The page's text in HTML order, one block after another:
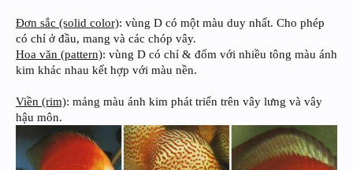
Đơn sắc (solid color): vùng D có một màu duy nhất. Cho phép
có chỉ ở đầu, mang và các chóp vây.
Hoa văn (pattern): vùng D có chỉ & đốm với nhiều tông màu ánh
kim khác nhau kết hợp với màu nền.
Viền (rim): mảng màu ánh kim phát triển trên vây lưng và vây
hậu môn.